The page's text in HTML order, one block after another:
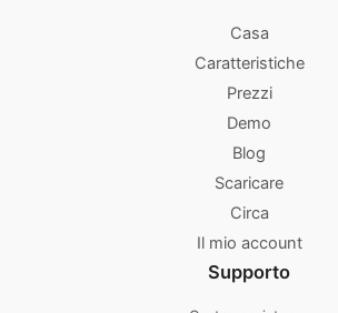
Casa
Caratteristiche
Prezzi
Demo
Blog
Scaricare
Circa
Il mio account
Supporto